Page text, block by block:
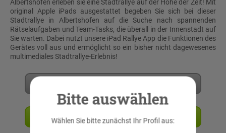
Albertshofen erleben sie eine Stadtrallye auf der Höhe der Zeit! Mit
original Apple iPads ausgestattet begeben Sie sich bei dieser
Stadtrallye in Albertshofen auf die Suche nach spannenden
Rätselaufgaben und Team-Tasks, die überall in der Innenstadt auf
Sie warten. Dabei nutzt unsere iPad Rallye App die Funktionen des
Gerätes voll aus und ermöglicht so ein bisher nicht dagewesenes
multimediales Stadtrallye-Erlebnis!
Angebot anfordern
Bitte auswählen
Wählen Sie bitte zunächst Ihr Profil aus: